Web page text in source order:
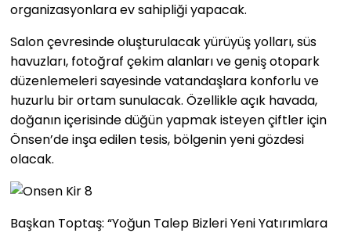
organizasyonlara ev sahipliği yapacak.
Salon çevresinde oluşturulacak yürüyüş yolları, süs
havuzları, fotoğraf çekim alanları ve geniş otopark
düzenlemeleri sayesinde vatandaşlara konforlu ve
huzurlu bir ortam sunulacak. Özellikle açık havada,
doğanın içerisinde düğün yapmak isteyen çiftler için
Önsen’de inşa edilen tesis, bölgenin yeni gözdesi
olacak.
Başkan Toptaş: “Yoğun Talep Bizleri Yeni Yatırımlara